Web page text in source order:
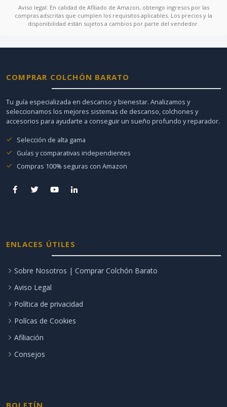
Aviso legal: En calidad de Afiliado de Amazon, obtengo ingresos por las
compras adscritas que cumplen los requisitos aplicables. Los precios y la
disponibilidad están sujetos a cambios por parte del vendedor.
COMPRAR COLCHÓN BARATO
Tu guía especializada en descanso y bienestar. Analizamos y
seleccionamos los mejores sistemas de descanso, colchones y
accesorios para ayudarte a conseguir un sueño profundo y reparador.
Selección de alta gama
Guías y comparativas independientes
Compras 100% seguras con Amazon
ENLACES ÚTILES
Sobre Nosotros | Comprar Colchón Barato
Aviso Legal
Política de privacidad
Polícas de Cookies
Afiliación
Consejos
BOLETÍN